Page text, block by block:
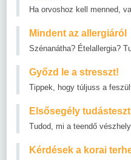
Ha orvoshoz kell menned,
Mindent az allergiáról
Szénanátha? Ételallergia?
Győzd le a stresszt!
Tippek, hogy túljuss a
Elsősegély tudásteszt
Tudod, mi a teendő
Kérdések a korai